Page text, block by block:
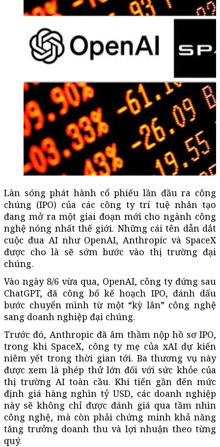
Làn sóng phát hành cổ phiếu lần đầu ra công
chúng (IPO) của các công ty trí tuệ nhân tạo
đang mở ra một giai đoạn mới cho ngành công
nghệ nóng nhất thế giới. Những cái tên dẫn dắt
cuộc đua AI như OpenAI, Anthropic và SpaceX
được cho là sẽ sớm bước vào thị trường đại
chúng.
Vào ngày 8/6 vừa qua, OpenAI, công ty đứng sau
ChatGPT, đã công bố kế hoạch IPO, đánh dấu
bước chuyển mình từ một “kỳ lân” công nghệ
sang doanh nghiệp đại chúng.
Trước đó, Anthropic đã âm thầm nộp hồ sơ IPO,
trong khi SpaceX, công ty mẹ của xAI dự kiến
niêm yết trong thời gian tới. Ba thương vụ này
được xem là phép thử lớn đối với sức khỏe của
thị trường AI toàn cầu. Khi tiến gần đến mức
định giá hàng nghìn tỷ USD, các doanh nghiệp
này sẽ không chỉ được đánh giá qua tầm nhìn
công nghệ, mà còn phải chứng minh khả năng
tăng trưởng doanh thu và lợi nhuận theo từng
quý.